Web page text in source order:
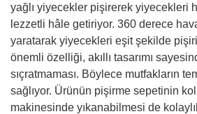
yağlı yiyecekler pişirerek yiyecekleri
lezzetli hâle getiriyor. 360 derece
yaratarak yiyecekleri eşit şekilde
önemli özelliği, akıllı tasarımı
sıçratmaması. Böylece mutfakların
sağlıyor. Ürünün pişirme sepetinin
makinesinde yıkanabilmesi de